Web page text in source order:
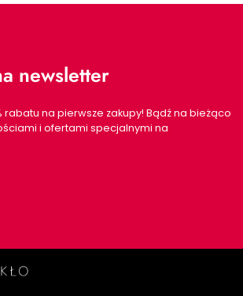
newsletter
rabatu na pierwsze zakupy! Bądź na bieżąco
i ofertami specjalnymi na